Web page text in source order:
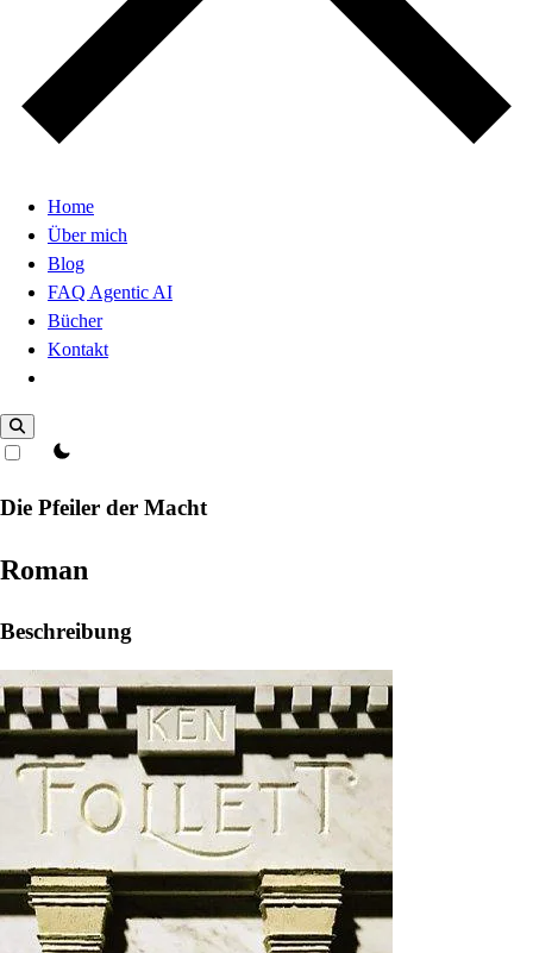
Home
Über mich
Blog
FAQ Agentic AI
Bücher
Kontakt
theme switcher
Die Pfeiler der Macht
Roman
Beschreibung